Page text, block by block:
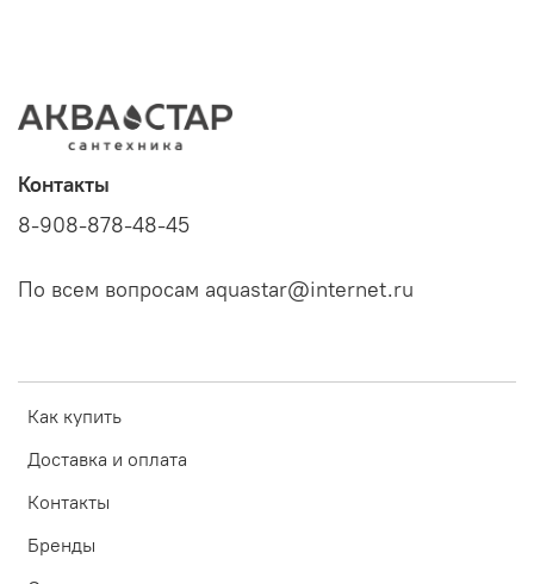
Как купить
Доставка и оплата
Контакты
Бренды
Контакты
8-908-878-48-45
По всем вопросам aquastar@internet.ru